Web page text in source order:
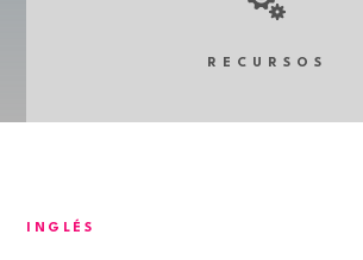
RECURSOS
INGLÉS